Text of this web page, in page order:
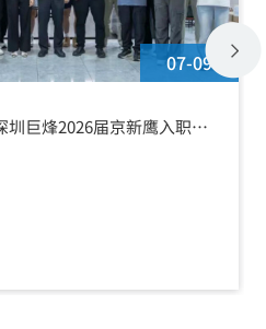
07-09
巨烽2026届京新鹰入职欢